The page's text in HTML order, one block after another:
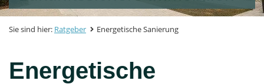
Sie sind hier: Ratgeber Energetische Sanierung
Energetische